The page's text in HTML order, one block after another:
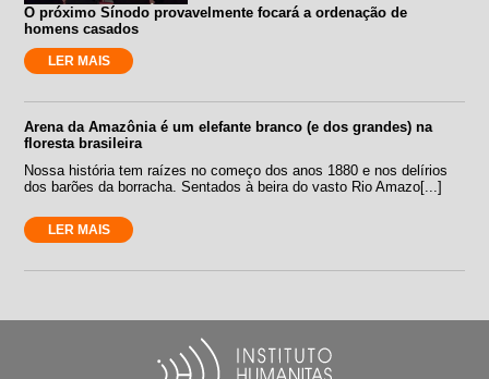
O próximo Sínodo provavelmente focará a ordenação de
homens casados
LER MAIS
Arena da Amazônia é um elefante branco (e dos grandes) na
floresta brasileira
Nossa história tem raízes no começo dos anos 1880 e nos delírios
dos barões da borracha. Sentados à beira do vasto Rio Amazo[...]
LER MAIS